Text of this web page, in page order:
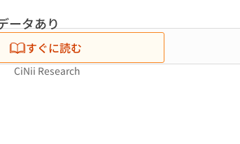
ータあり
すぐに読む
CiNii Research